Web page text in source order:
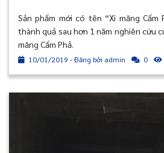
Sản phẩm mới có tên “Xi măng Cẩm
thành quả sau hơn 1 năm nghiên cứu
măng Cẩm Phả.
10/01/2019 - Đăng bởi admin 0